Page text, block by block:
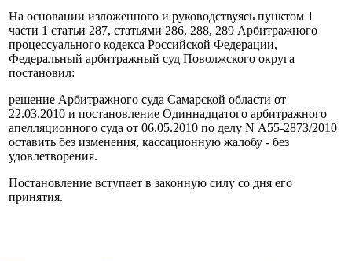
На основании изложенного и руководствуясь пунктом 1
части 1 статьи 287, статьями 286, 288, 289 Арбитражного
процессуального кодекса Российской Федерации,
Федеральный арбитражный суд Поволжского округа
постановил:
решение Арбитражного суда Самарской области от
22.03.2010 и постановление Одиннадцатого арбитражного
апелляционного суда от 06.05.2010 по делу N А55-2873/2010
оставить без изменения, кассационную жалобу - без
удовлетворения.
Постановление вступает в законную силу со дня его
принятия.